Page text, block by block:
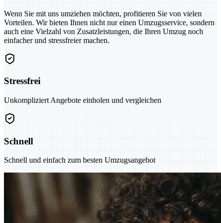
Wenn Sie mit uns umziehen möchten, profitieren Sie von vielen
Vorteilen. Wir bieten Ihnen nicht nur einen Umzugsservice, sondern
auch eine Vielzahl von Zusatzleistungen, die Ihren Umzug noch
einfacher und stressfreier machen.
Stressfrei
Unkompliziert Angebote einholen und vergleichen
Schnell
Schnell und einfach zum besten Umzugsangebot